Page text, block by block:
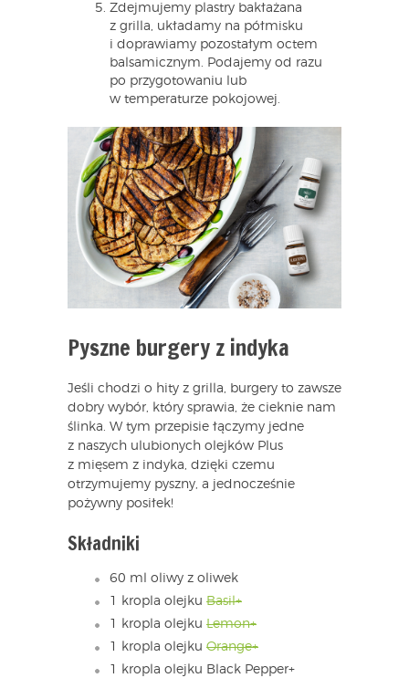
Zdejmujemy plastry bakłażana
z grilla, układamy na półmisku
i doprawiamy pozostałym octem
balsamicznym. Podajemy od razu
po przygotowaniu lub
w temperaturze pokojowej.
Pyszne burgery z indyka
Jeśli chodzi o hity z grilla, burgery to zawsze
dobry wybór, który sprawia, że cieknie nam
ślinka. W tym przepisie łączymy jedne
z naszych ulubionych olejków Plus
z mięsem z indyka, dzięki czemu
otrzymujemy pyszny, a jednocześnie
pożywny posiłek!
Składniki
60 ml oliwy z oliwek
1 kropla olejku Basil+
1 kropla olejku Lemon+
1 kropla olejku Orange+
1 kropla olejku Black Pepper+